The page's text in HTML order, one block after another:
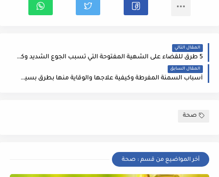
المقال التالي
5 طرق للقضاء على الشهية المفتوحة التي تسبب الجوع الشديد وكثرة الأكل
المقال السابق
أسباب السمنة المفرطة وكيفية علاجها والوقاية منها بطرق بسيطة ومبتكرة
صحة
أخر المواضيع من قسم : صحة